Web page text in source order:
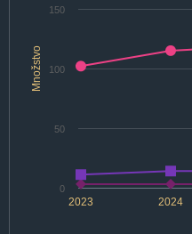
Množstvo
2024
2023
0
50
100
150